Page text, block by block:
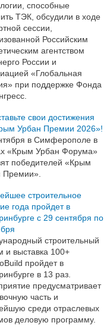
способные
ТЭК, обсудили в ходе
сессии,
Российским
агентством
России и
«Глобальная
при поддержке Фонда
свои достижения
Урбан Премии 2026»!
в Симферополе в
«Крым Урбан Форума»
победителей «Крым
Премии».
строительное
года пройдет в
с 29 сентября по
строительный
и выставка 100+
пройдет в
в 13 раз.
предусматривает
часть и
среди отраслевых
деловую программу.